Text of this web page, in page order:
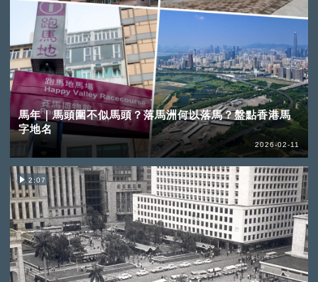
馬年｜馬頭圍不似馬頭？落馬洲何以落馬？盤點香港馬
字地名
2026-02-11
2:07